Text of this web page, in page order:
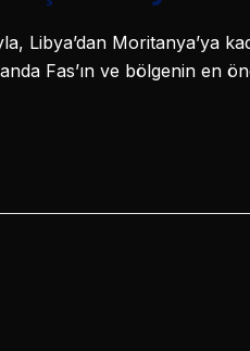
Libya’dan Moritanya’ya
Fas’ın ve bölgenin en